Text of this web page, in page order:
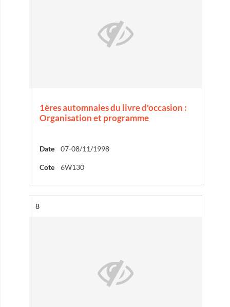
1ères automnales du livre d'occasion :
Organisation et programme
Date 07-08/11/1998
Cote 6W130
Résultat n°
8